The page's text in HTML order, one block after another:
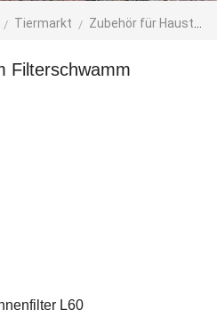
Tiermarkt Zubehör für Haustiere
Filterschwamm
L60